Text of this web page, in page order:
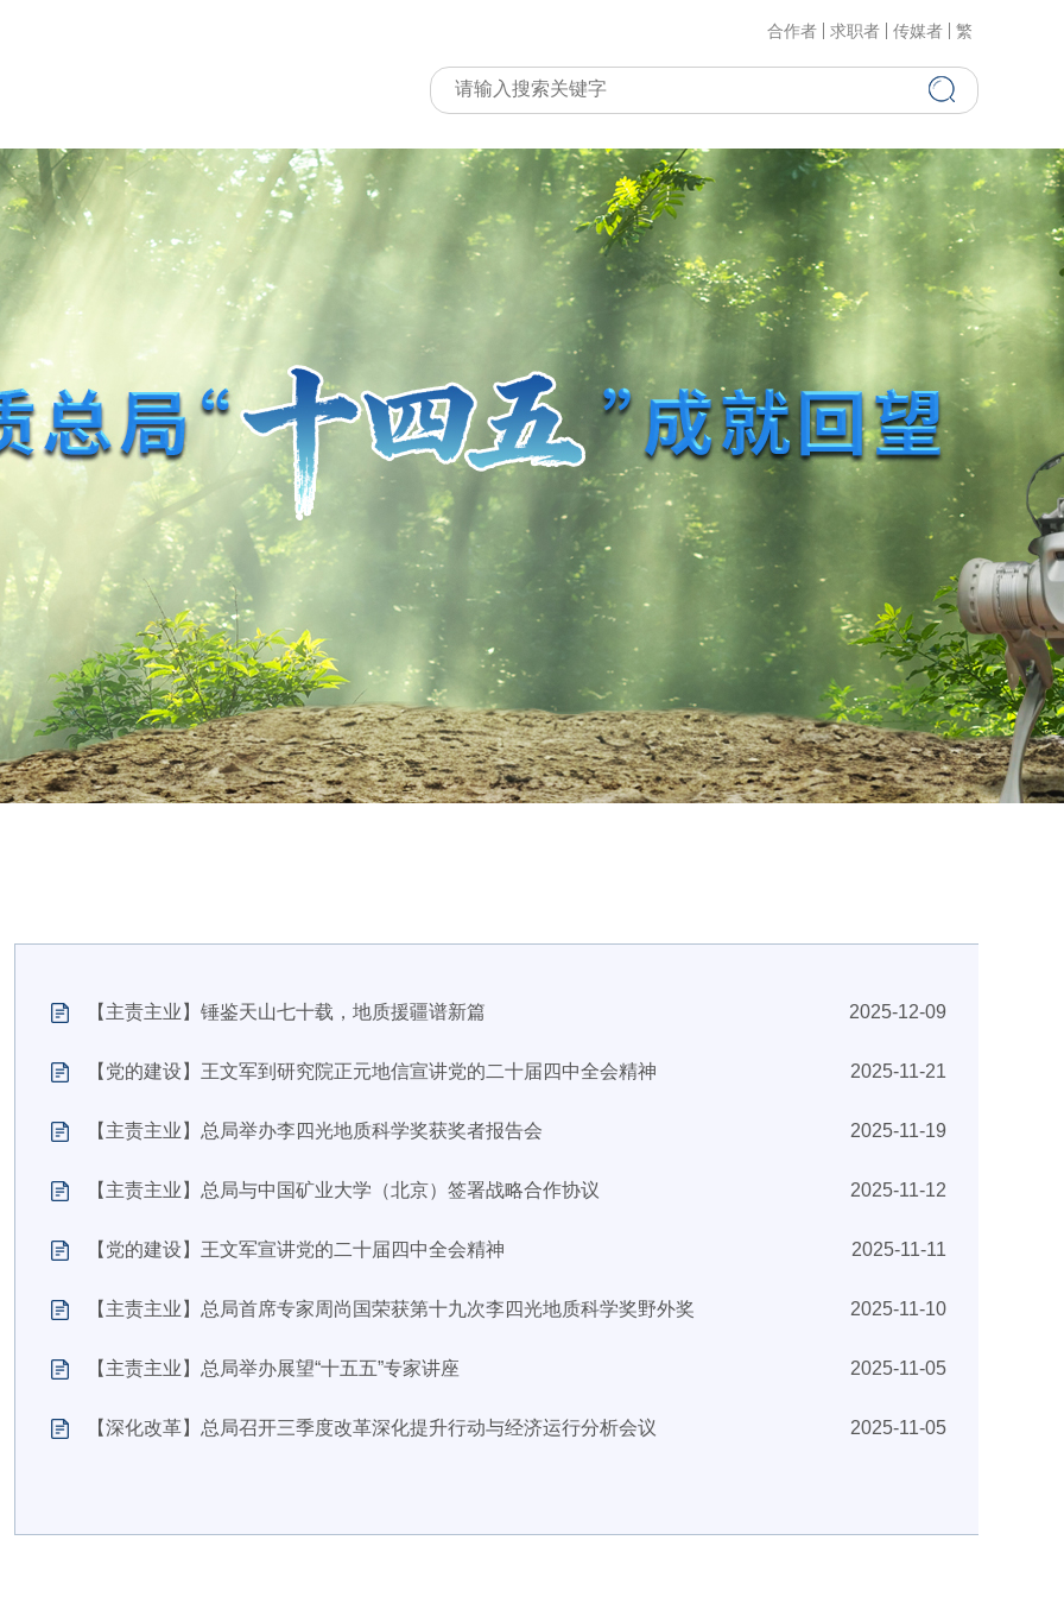
合作者 求职者 传媒者 繁
【主责主业】 锤鉴天山七十载，地质援疆谱新篇 2025-12-09
【党的建设】 王文军到研究院正元地信宣讲党的二十届四中全会精神 2025-11-21
【主责主业】 总局举办李四光地质科学奖获奖者报告会 2025-11-19
【主责主业】 总局与中国矿业大学（北京）签署战略合作协议 2025-11-12
【党的建设】 王文军宣讲党的二十届四中全会精神 2025-11-11
【主责主业】 总局首席专家周尚国荣获第十九次李四光地质科学奖野外奖 2025-11-10
【主责主业】 总局举办展望“十五五”专家讲座 2025-11-05
【深化改革】 总局召开三季度改革深化提升行动与经济运行分析会议 2025-11-05